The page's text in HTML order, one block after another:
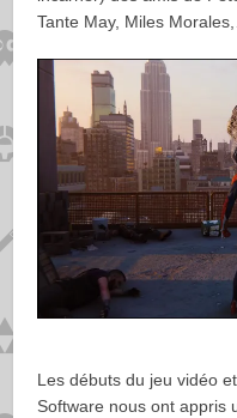
Tante May, Miles
Les débuts du jeu vidéo
Software nous ont appris